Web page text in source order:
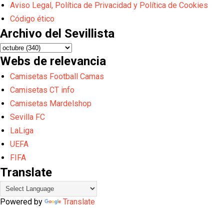
Aviso Legal, Política de Privacidad y Política de Cookies
Código ético
Archivo del Sevillista
Webs de relevancia
Camisetas Football Camas
Camisetas CT info
Camisetas Mardelshop
Sevilla FC
LaLiga
UEFA
FIFA
Translate
Powered by
Translate